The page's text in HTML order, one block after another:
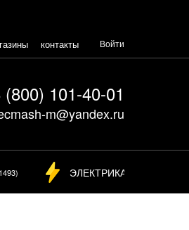
контакты Войти
(800) 101-40-01
m@yandex.ru
ЭЛЕКТРИКА